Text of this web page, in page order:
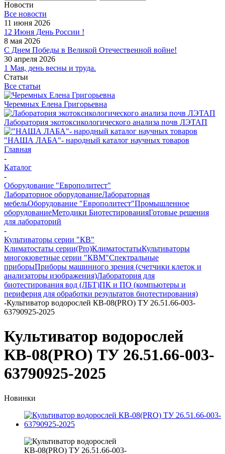
Новости
Все новости
11 июня 2026
12 Июня День России !
8 мая 2026
С Днем Победы в Великой Отечественной войне!
30 апреля 2026
1 Мая, день весны и труда.
Статьи
Все статьи
Черемных Елена Григорьевна
Лаборатория экотоксикологического анализа почв ЛЭТАП
"НАША ЛАБА"- народный каталог научных товаров
Главная
-
Каталог
-
Оборудование "Европолитест"
Лабораторное оборудованиеЛабораторная
мебельОборудование "Европолитест"Промышленное
оборудованиеМетодики БиотестированияГотовые решения
для лабораторий
-
Культиваторы серии "КВ"
Климатостаты серии(Pro)КлиматостатыКультиваторы
многокюветные серии "КВМ"Спектральные
приборыПриборы машинного зрения (счетчики клеток и
анализаторы изображения)Лаборатория для
биотестирования вод (ЛБТ)ПК и ПО (компьютеры и
периферия для обработки результатов биотестирования)
-Культиватор водорослей КВ-08(PRO) ТУ 26.51.66-003-
63790925-2025
Культиватор водорослей
КВ-08(PRO) ТУ 26.51.66-003-
63790925-2025
Новинки